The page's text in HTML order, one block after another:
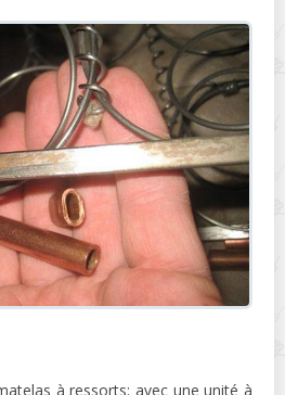
à ressorts: avec une unité à